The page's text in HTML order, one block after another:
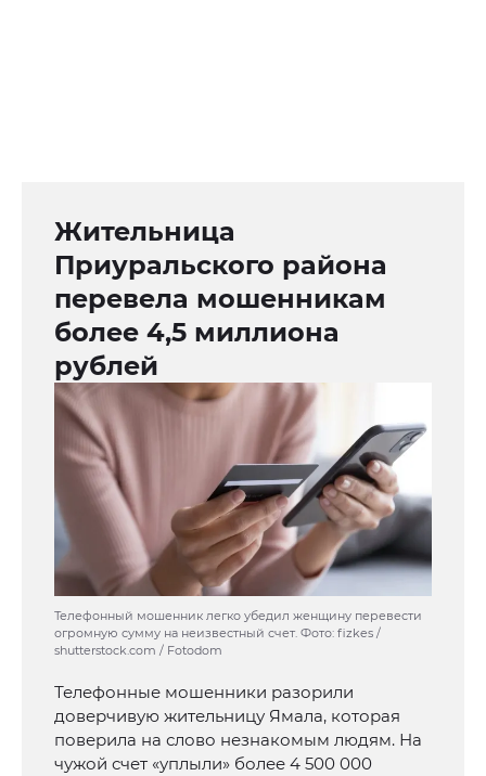
Жительница
Приуральского района
перевела мошенникам
более 4,5 миллиона
рублей
Телефонный мошенник легко убедил женщину перевести
огромную сумму на неизвестный счет. Фото: fizkes /
shutterstock.com / Fotodom
Телефонные мошенники разорили
доверчивую жительницу Ямала, которая
поверила на слово незнакомым людям. На
чужой счет «уплыли» более 4 500 000